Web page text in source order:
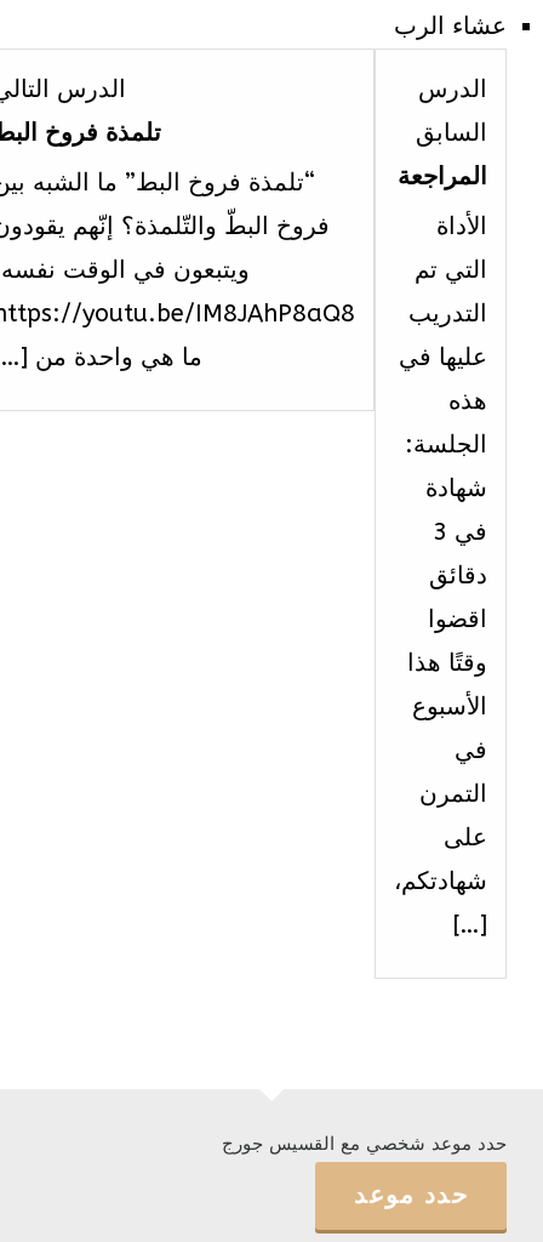
عشاء الرب
الدرس
السابق
المراجعة
الأداة
التي تم
التدريب
عليها في
هذه
الجلسة:
شهادة
في 3
دقائق
اقضوا
وقتًا هذا
الأسبوع
في
التمرن
على
شهادتكم،
[…]
section
التاسع.
الدرس
تلمذة فروخ
“تلمذة فروخ البط” ما الشبه
فروخ البطّ والتّلمذة؟ إنّهم
ويتبعون في الوقت
youtu.be/IM8JAhP8aQ8
ما هي واحدة من
2
حدد موعد شخصي مع القسيس جورج
حدد موعد